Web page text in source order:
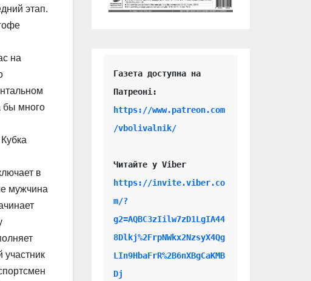
этап.
на
бы много
в
мужчина
участник
Газета доступна на
https://www.patreon.com
/vbolivalnik/
Читайте у Viber
https://invite.viber.co
m/?
g2=AQBC3zIilw7zD1LgIA44
8Dlkj%2FrpNWkx2NzsyX4Qg
LIn9HbaFrR%2B6nXBgCaKMB
Dj